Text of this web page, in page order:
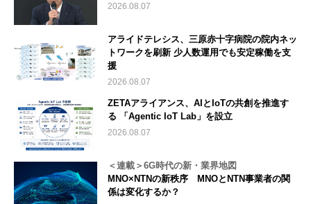
2026.08.07
アライドテレシス、三原赤十字病院の院内ネッ
トワークを刷新 少人数運用でも安定稼働を支
援
2026.08.07
ZETAアライアンス、AIとIoTの共創を推進す
る 「Agentic IoT Lab」を設立
2026.08.07
＜連載＞6G時代の新・業界地図
MNO×NTNの新秩序 MNOとNTN事業者の関
係は変化するか？